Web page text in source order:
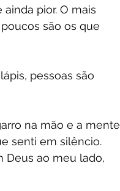
pior. O mais
são os que
pessoas são
na mão e a mente
senti em silêncio.
Deus ao meu lado,